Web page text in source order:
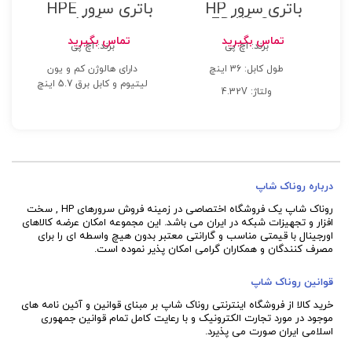
باتری سرور HP
FBWC Gen8
تماس بگیرید
برند: اچ پی
طول کابل: 36 اینچ
ولتاژ: 4.32V
باتری سرور HPE
96W Smart
Storage Battery
w/145mm Cable
تماس بگیرید
برند: اچ پی
دارای هالوژن کم و یون
لیتیوم و کابل برق 5.7 اینچ
درباره روناک شاپ
روناک شاپ یک فروشگاه اختصاصی در زمینه فروش سرورهای HP , سخت
افزار و تجهیزات شبکه در ایران می باشد. این مجموعه امکان عرضه کالاهای
اورجینال با قیمتی مناسب و گارانتی معتبر بدون هیچ واسطه ای را برای
مصرف کنندگان و همکاران گرامی امکان پذیر نموده است.
قوانین روناک شاپ
خرید کالا از فروشگاه اینترنتی روناک شاپ بر مبنای قوانین و آئین نامه های
موجود در مورد تجارت الکترونیک و با رعایت کامل تمام قوانین جمهوری
اسلامی ایران صورت می پذیرد.